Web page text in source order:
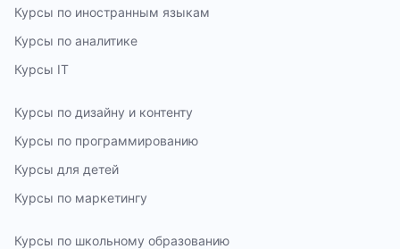
Курсы по иностранным языкам
Курсы по аналитике
Курсы IT
Курсы по дизайну и контенту
Курсы по программированию
Курсы для детей
Курсы по маркетингу
Курсы по школьному образованию